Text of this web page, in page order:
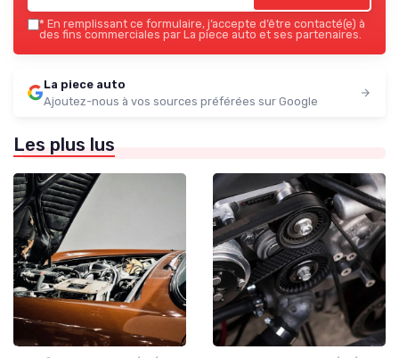
* En remplissant ce formulaire, j’accepte d’être contacté(e) à
des fins commerciales par La piece auto et ses partenaires.
La piece auto
Ajoutez-nous à vos sources préférées sur Google
Les plus lus